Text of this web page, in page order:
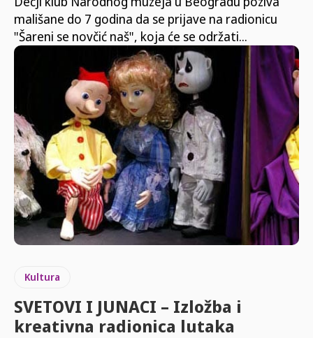
mališane do 7 godina da se prijave na radionicu
"Šareni se novčić naš", koja će se održati...
Kultura
SVETOVI I JUNACI – Izložba i
kreativna radionica lutaka